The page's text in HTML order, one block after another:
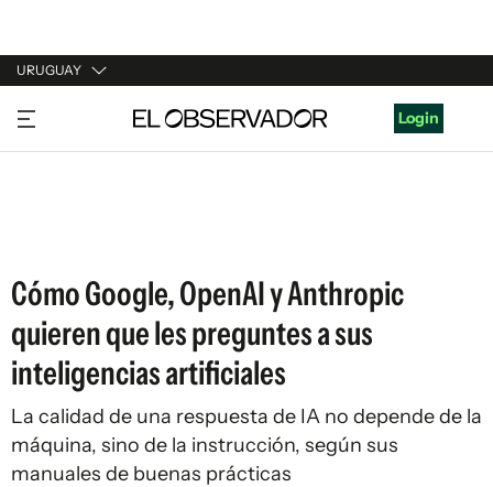
URUGUAY
URUGUAY
ARGENTINA
Login
Cómo Google, OpenAI y Anthropic
quieren que les preguntes a sus
inteligencias artificiales
La calidad de una respuesta de IA no depende de la
máquina, sino de la instrucción, según sus
manuales de buenas prácticas